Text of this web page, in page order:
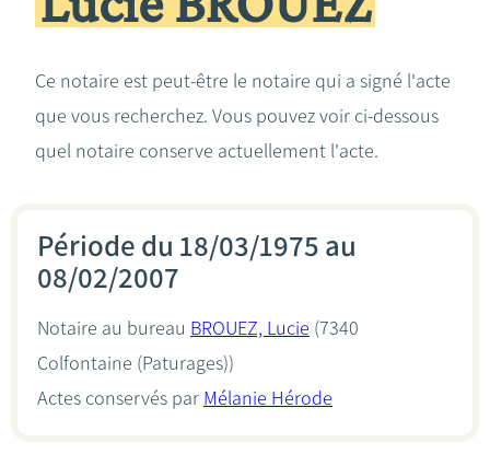
Le notaire
Ce notaire est peut-être le notaire qui a signé l'acte
que vous recherchez. Vous pouvez voir ci-dessous
quel notaire conserve actuellement l'acte.
Période du 18/03/1975 au
08/02/2007
Notaire au bureau BROUEZ, Lucie (7340
Colfontaine (Paturages))
Actes conservés par Mélanie Hérode